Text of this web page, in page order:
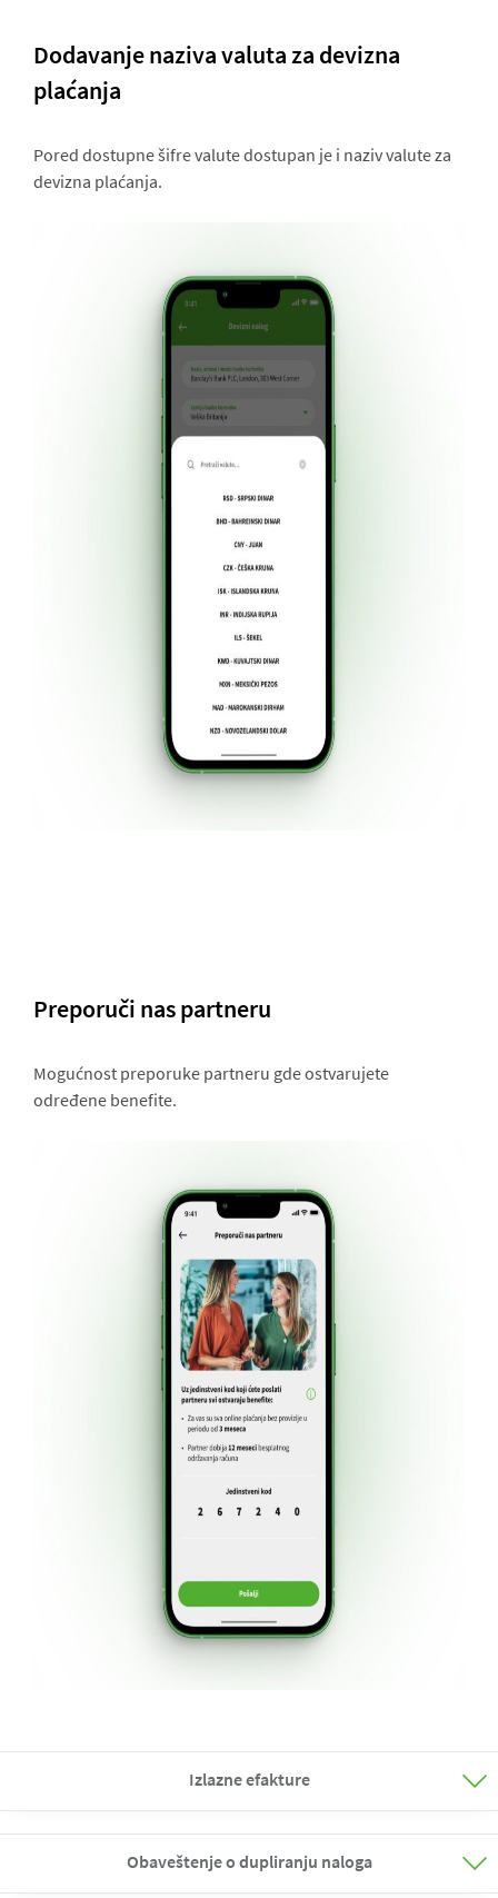
Dodavanje naziva valuta za devizna
plaćanja
Pored dostupne šifre valute dostupan je i naziv valute za
devizna plaćanja.
Preporuči nas partneru
Mogućnost preporuke partneru gde ostvarujete
određene benefite.
Izlazne efakture
Obaveštenje o dupliranju naloga